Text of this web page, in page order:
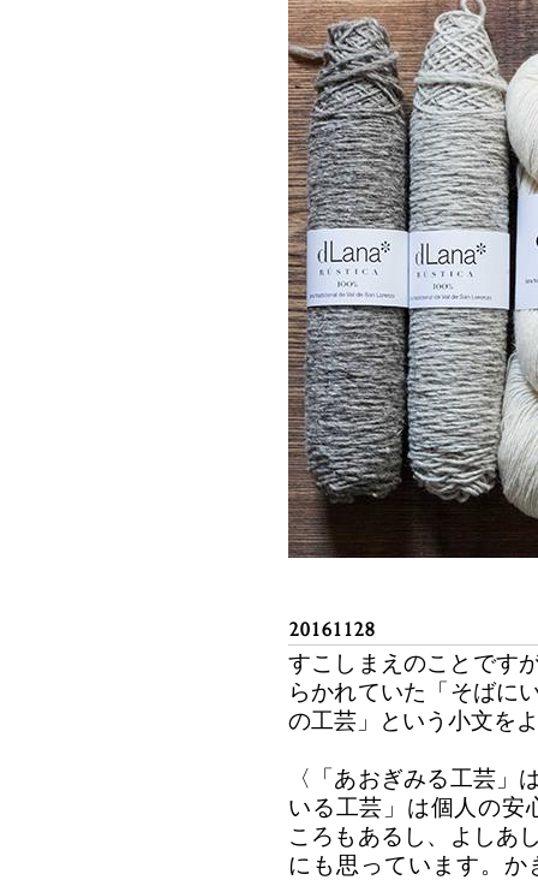
20161128
すこしまえのことです
らかれていた「そばに
の工芸」という小文を
〈「あおぎみる工芸」
いる工芸」は個人の安
ころもあるし、よしあ
にも思っています。